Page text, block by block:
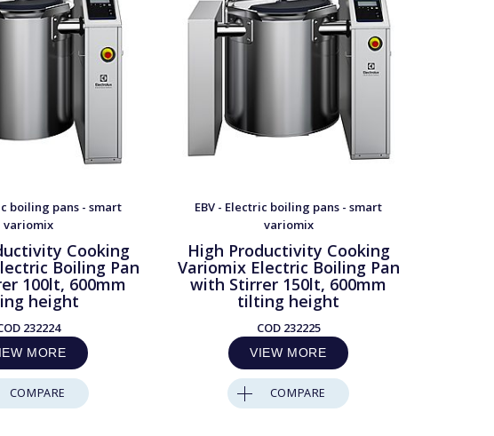
boiling pans - smart
variomix
Cooking
Boiling Pan
100lt, 600mm
height
232224
MORE
COMPARE
EBV - Electric boiling pans - smart
variomix
High Productivity Cooking
Variomix Electric Boiling Pan
with Stirrer 150lt, 600mm
tilting height
COD 232225
VIEW MORE
COMPARE